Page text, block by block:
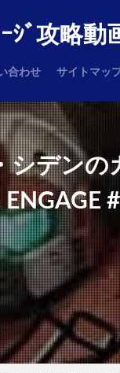
ｼﾞ攻略動
合わせ サイトマッ
シデンの